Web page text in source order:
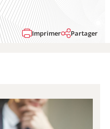
Imprimer Partager